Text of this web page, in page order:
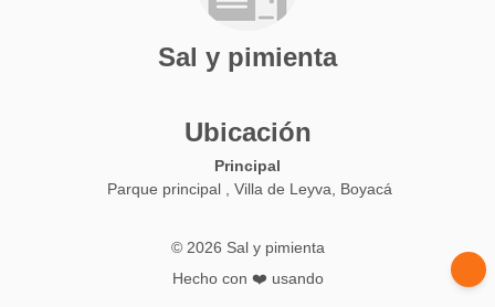
Sal y pimienta
Ubicación
Principal
Parque principal , Villa de Leyva, Boyacá
© 2026 Sal y pimienta
Hecho con ❤️ usando